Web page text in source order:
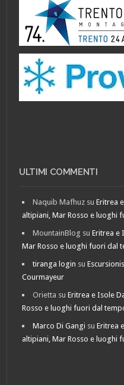
ULTIMI COMMENTI
Naquib Mafhuz suEritrea
altipiani, Mar Rosso e luoghi
MountainBlog suEritrea e
Mar Rosso e luoghi fuori dal
tiranga login su
Courmayeur
Orietta suEritrea e Isole
Rosso e luoghi fuori dal
Marco Di Gangi suEritrea
altipiani, Mar Rosso e luoghi